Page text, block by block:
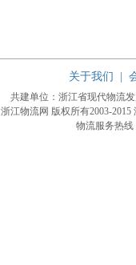
关于我们
共建单位：浙江省现代物流
浙江物流网 版权所有2003-2015
物流服务热线